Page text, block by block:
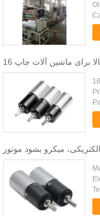
میکرو بشود موتور